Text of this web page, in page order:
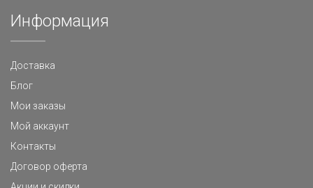
Информация
Доставка
Блог
Мои заказы
Мой аккаунт
Контакты
Договор оферта